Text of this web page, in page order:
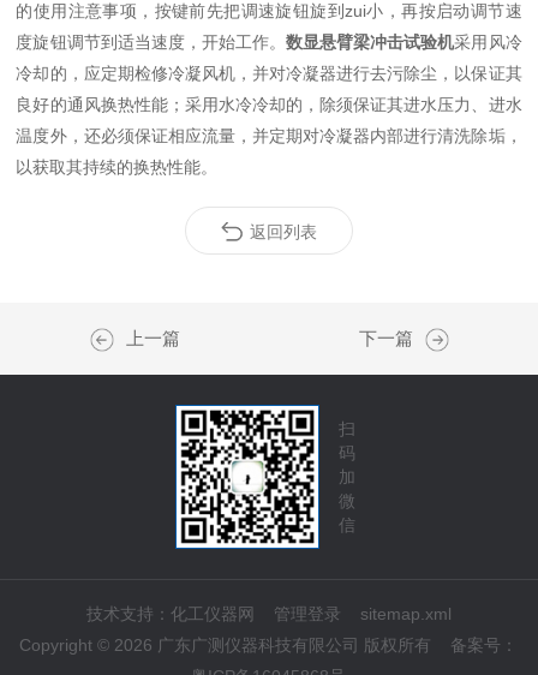
的使用注意事项，按键前先把调速旋钮旋到zui小，再按启动调节速
度旋钮调节到适当速度，开始工作。数显悬臂梁冲击试验机采用风冷
冷却的，应定期检修冷凝风机，并对冷凝器进行去污除尘，以保证其
良好的通风换热性能；采用水冷冷却的，除须保证其进水压力、进水
温度外，还必须保证相应流量，并定期对冷凝器内部进行清洗除垢，
以获取其持续的换热性能。
返回列表
上一篇 下一篇
扫
码
加
微
信
技术支持： 化工仪器网 管理登录
sitemap.xml
Copyright © 2026 广东广测仪器科技有限公司 版权所有 备案号：